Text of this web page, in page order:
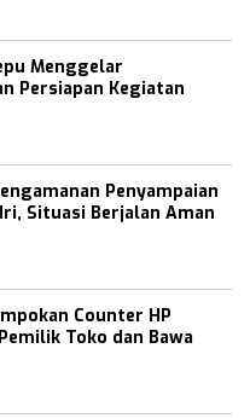
Menggelar
Persiapan Kegiatan
Penyampaian
Situasi Berjalan Aman
Counter HP
Toko dan Bawa